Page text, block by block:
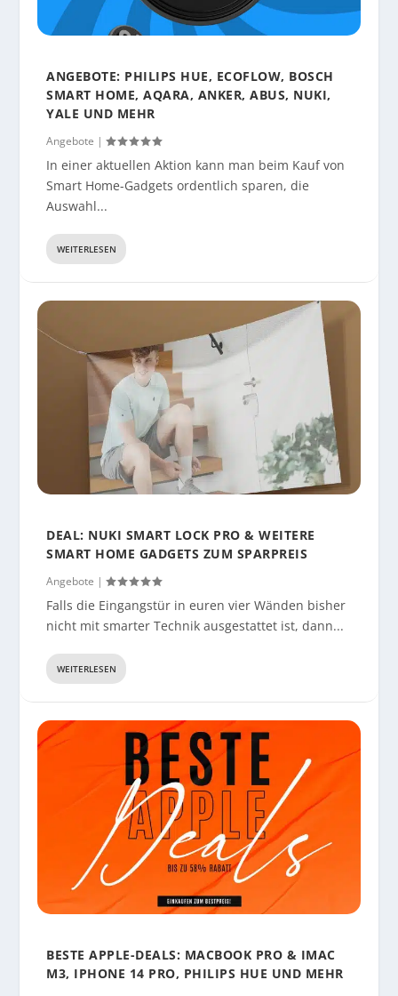
ANGEBOTE: PHILIPS HUE, ECOFLOW, BOSCH
SMART HOME, AQARA, ANKER, ABUS, NUKI,
YALE UND MEHR
Angebote |
In einer aktuellen Aktion kann man beim Kauf von
Smart Home-Gadgets ordentlich sparen, die
Auswahl...
WEITERLESEN
DEAL: NUKI SMART LOCK PRO & WEITERE
SMART HOME GADGETS ZUM SPARPREIS
Angebote |
Falls die Eingangstür in euren vier Wänden bisher
nicht mit smarter Technik ausgestattet ist, dann...
WEITERLESEN
BESTE APPLE-DEALS: MACBOOK PRO & IMAC
M3, IPHONE 14 PRO, PHILIPS HUE UND MEHR